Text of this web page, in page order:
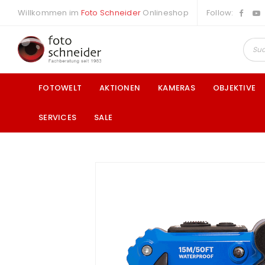
Willkommen im Foto Schneider Onlineshop Follow:
FOTOWELT AKTIONEN KAMERAS OBJEKTIVE
SERVICES SALE